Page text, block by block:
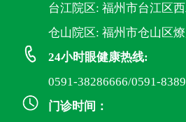
台江院区: 福州市台江区
仓山院区: 福州市仓山区
24小时眼健康热线:
0591-38286666/0591-
门诊时间：